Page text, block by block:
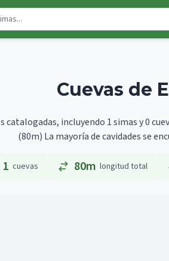
Cuevas de
catalogadas, incluyendo 1 simas y 0
(80m) La mayoría de cavidades se
1 cuevas 80m longitud total